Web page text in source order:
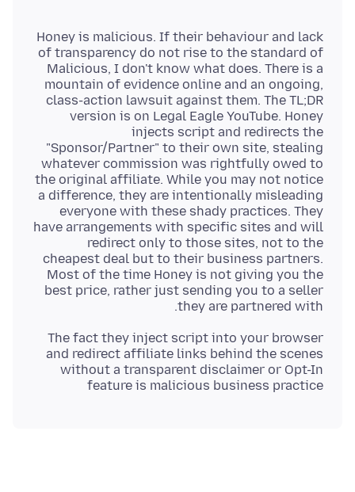
Honey is malicious. If their behaviour and lack
of transparency do not rise to the standard of
Malicious, I don't know what does. There is a
mountain of evidence online and an ongoing,
class-action lawsuit against them. The TL;DR
version is on Legal Eagle YouTube. Honey
injects script and redirects the
"Sponsor/Partner" to their own site, stealing
whatever commission was rightfully owed to
the original affiliate. While you may not notice
a difference, they are intentionally misleading
everyone with these shady practices. They
have arrangements with specific sites and will
redirect only to those sites, not to the
cheapest deal but to their business partners.
Most of the time Honey is not giving you the
best price, rather just sending you to a seller
they are partnered with.
The fact they inject script into your browser
and redirect affiliate links behind the scenes
without a transparent disclaimer or Opt-In
feature is malicious business practice